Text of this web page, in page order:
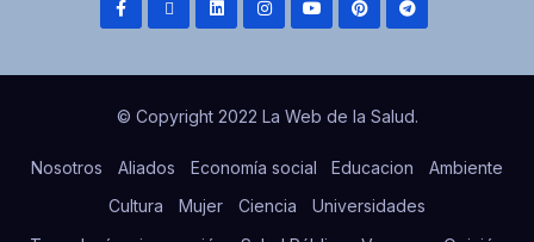
© Copyright 2022 La Web de la Salud.
Nosotros Aliados Economía social Educacion
Ambiente
Cultura
Mujer Ciencia
Universidades